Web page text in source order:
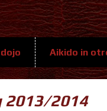
Aikido in
2013/2014